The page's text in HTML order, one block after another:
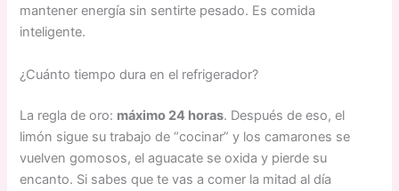
mantener energía sin sentirte pesado. Es comida
inteligente.
¿Cuánto tiempo dura en el refrigerador?
La regla de oro: máximo 24 horas. Después de eso, el
limón sigue su trabajo de “cocinar” y los camarones se
vuelven gomosos, el aguacate se oxida y pierde su
encanto. Si sabes que te vas a comer la mitad al día